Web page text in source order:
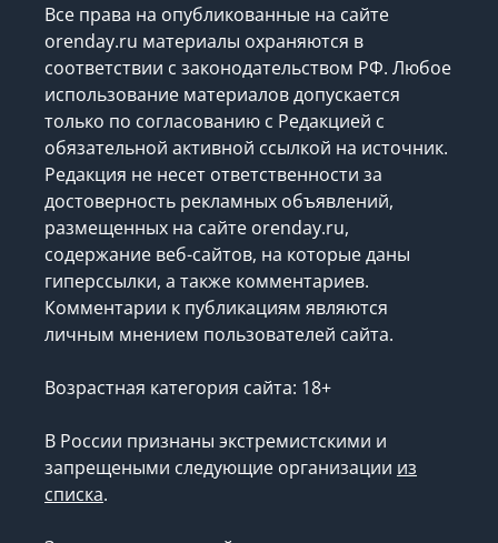
Все права на опубликованные на сайте
orenday.ru материалы охраняются в
соответствии с законодательством РФ. Любое
использование материалов допускается
только по согласованию с Редакцией с
обязательной активной ссылкой на источник.
Редакция не несет ответственности за
достоверность рекламных объявлений,
размещенных на сайте orenday.ru,
содержание веб-сайтов, на которые даны
гиперссылки, а также комментариев.
Комментарии к публикациям являются
личным мнением пользователей сайта.
Возрастная категория сайта: 18+
В России признаны экстремистскими и
запрещеными следующие организации из
списка.